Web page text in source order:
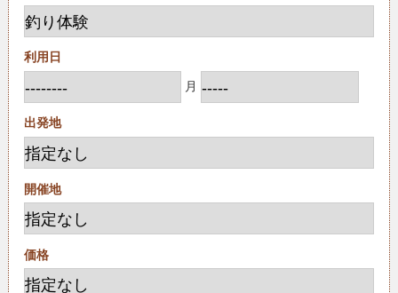
利用日
月
出発地
開催地
価格